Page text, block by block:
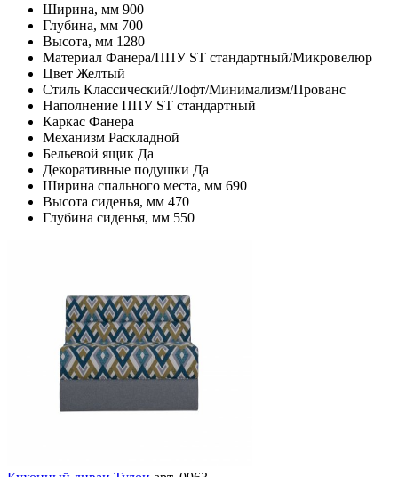
Ширина, мм 900
Глубина, мм 700
Высота, мм 1280
Материал Фанера/ППУ ST стандартный/Микровелюр
Цвет Желтый
Стиль Классический/Лофт/Минимализм/Прованс
Наполнение ППУ ST стандартный
Каркас Фанера
Механизм Раскладной
Бельевой ящик Да
Декоративные подушки Да
Ширина спального места, мм 690
Высота сиденья, мм 470
Глубина сиденья, мм 550